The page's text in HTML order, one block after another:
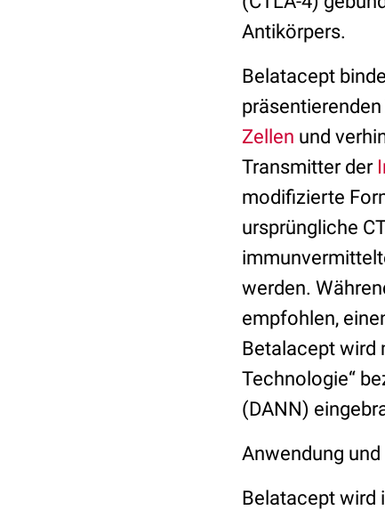
Antikörpers.
Belatacept
Zellen und
Transmitter der
modifizierte
ursprüngliche
werden.
empfohlen,
Betalacept wird
Technologie“
(DANN)
Anwendung
Belatacept wird